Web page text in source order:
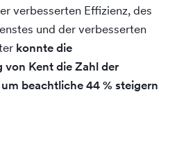
verbesserten Effizienz, des
und der verbesserten
konnte die
Kent die Zahl der
beachtliche 44 % steigern